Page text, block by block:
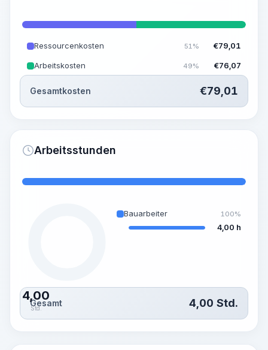
Ressourcenkosten 51% €79,01
Arbeitskosten 49% €76,07
Gesamtkosten €79,01
Arbeitsstunden
4,00
Std.
Bauarbeiter 100%
4,00 h
Gesamt 4,00 Std.